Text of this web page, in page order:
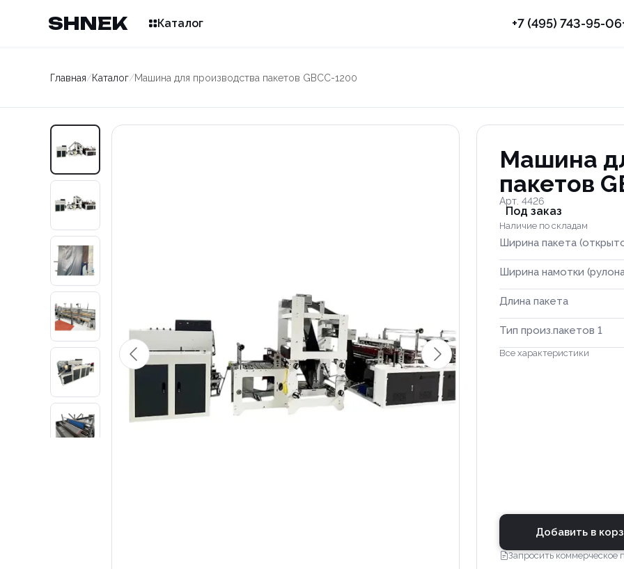
SHNEK Каталог +7 (495) 743-95-06
Главная/Каталог/Машина для производства пакетов GBCC-1200
Машина
пакетов
Арт. 4426
Под заказ
Наличие по складам
Ширина пакета
Ширина намотки
Длина пакета
Тип произ.пакетов 1
Все характеристики
Добавить в
Запросить коммерческое